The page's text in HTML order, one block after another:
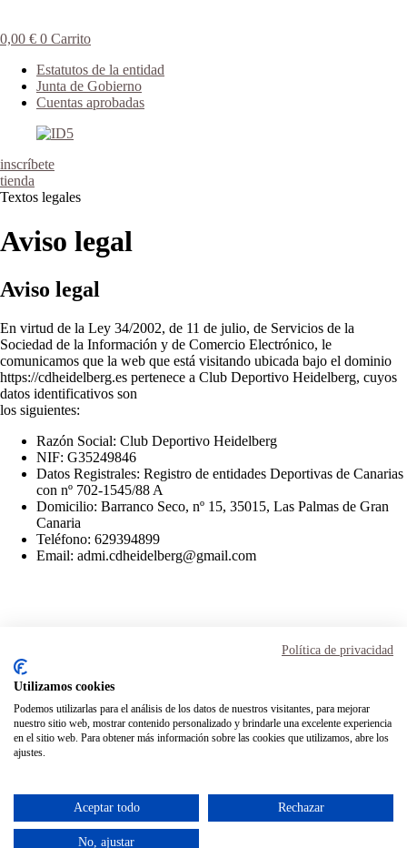
0,00 € 0 Carrito
Estatutos de la entidad
Junta de Gobierno
Cuentas aprobadas
inscríbete
tienda
Textos legales
Aviso legal
Aviso legal
En virtud de la Ley 34/2002, de 11 de julio, de Servicios de la
Sociedad de la Información y de Comercio Electrónico, le
comunicamos que la web que está visitando ubicada bajo el dominio
https://cdheidelberg.es pertenece a Club Deportivo Heidelberg, cuyos
datos identificativos son
los siguientes:
Razón Social: Club Deportivo Heidelberg
NIF: G35249846
Datos Registrales: Registro de entidades Deportivas de Canarias
con nº 702-1545/88 A
Domicilio: Barranco Seco, nº 15, 35015, Las Palmas de Gran
Canaria
Teléfono: 629394899
Email: admi.cdheidelberg@gmail.com
Política de cookies
Inicio
Transparencia
Mi cuenta
Instagram Facebook Twitter
contactocdheidelberg@gmail.com
928 35 04 62
Política de privacidad
Utilizamos cookies
Podemos utilizarlas para el análisis de los datos de nuestros visitantes, para mejorar
nuestro sitio web, mostrar contenido personalizado y brindarle una excelente experiencia
en el sitio web. Para obtener más información sobre las cookies que utilizamos, abre los
ajustes.
Aceptar todo Rechazar
No, ajustar